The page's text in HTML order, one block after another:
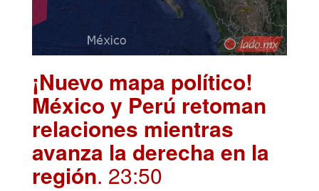
¡Nuevo mapa político!
México y Perú retoman
relaciones mientras
avanza la derecha en la
región. 23:50